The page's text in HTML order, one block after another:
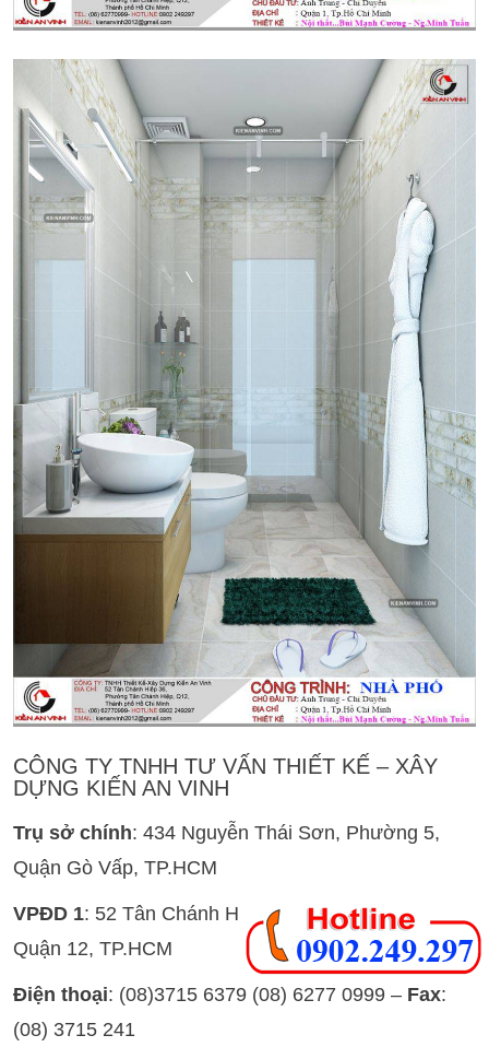
CÔNG TY TNHH TƯ VẤN THIẾT KẾ – XÂY
DỰNG KIẾN AN VINH
Trụ sở chính: 434 Nguyễn Thái Sơn, Phường 5,
Quận Gò Vấp, TP.HCM
VPĐD 1: 52 Tân Chánh Hiệp 36, P. Tân Chánh Hiệp,
Quận 12, TP.HCM
Điện thoại: (08)3715 6379 (08) 6277 0999 – Fax:
(08) 3715 241